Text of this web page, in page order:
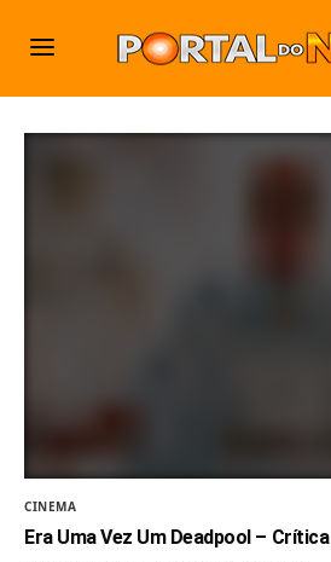
CINEMA
Era Uma Vez Um Deadpool – Crítica